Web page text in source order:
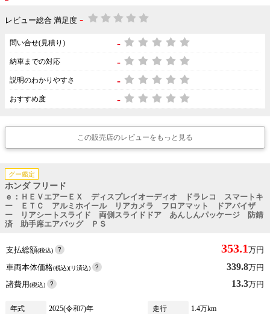
レビュー総合 満足度 -
問い合せ(見積り) -
納車までの対応 -
説明のわかりやすさ -
おすすめ度 -
この販売店のレビューをもっと見る
グー鑑定
ホンダ フリード
ｅ：ＨＥＶエアーＥＸ ディスプレイオーディオ ドラレコ スマートキ
ー ＥＴＣ アルミホイール リアカメラ フロアマット ドアバイザ
ー リアシートスライド 両側スライドドア あんしんパッケージ 防錆
済 助手席エアバッグ ＰＳ
支払総額(税込) 353.1 万円
車両本体価格(税込)(リ済込) 339.8万円
諸費用(税込) 13.3万円
年式 2025(令和7)年 走行
1.4万km